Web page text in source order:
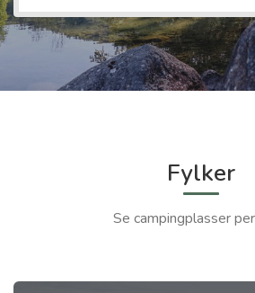
Fylker
Se campingplasser